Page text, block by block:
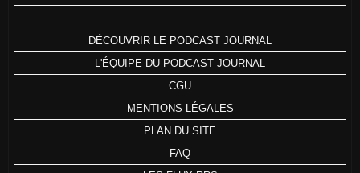
DÉCOUVRIR LE PODCAST JOURNAL
L'ÉQUIPE DU PODCAST JOURNAL
CGU
MENTIONS LÉGALES
PLAN DU SITE
FAQ